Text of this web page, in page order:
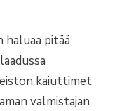
pitää
kaiuttimet
valmistajan